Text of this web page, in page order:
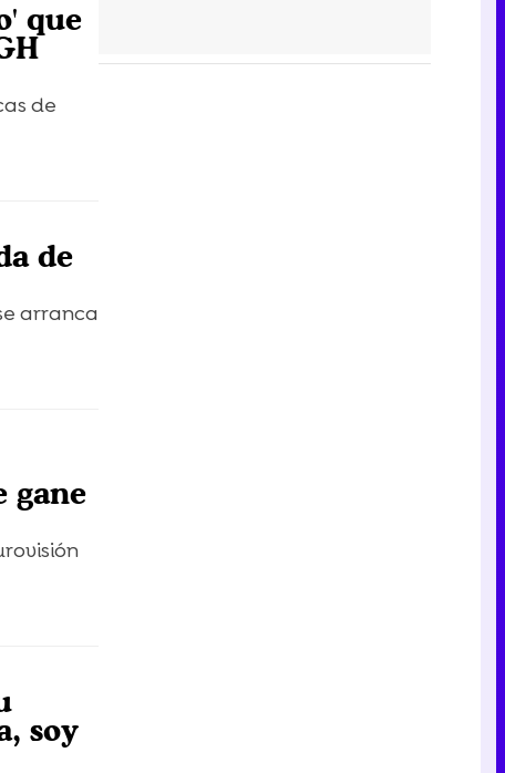
que
de
de
arranca
gane
soy